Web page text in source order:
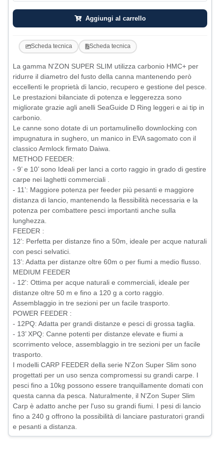
Aggiungi al carrello
Scheda tecnica Scheda tecnica
La gamma N'ZON SUPER SLIM utilizza carbonio HMC+ per
ridurre il diametro del fusto della canna mantenendo però
eccellenti le proprietà di lancio, recupero e gestione del pesce.
Le prestazioni bilanciate di potenza e leggerezza sono
migliorate grazie agli anelli SeaGuide D Ring leggeri e ai tip in
carbonio.
Le canne sono dotate di un portamulinello downlocking con
impugnatura in sughero, un manico in EVA sagomato con il
classico Armlock firmato Daiwa.
METHOD FEEDER:
- 9’ e 10’ sono Ideali per lanci a corto raggio in grado di gestire
carpe nei laghetti commerciali .
- 11’: Maggiore potenza per feeder più pesanti e maggiore
distanza di lancio, mantenendo la flessibilità necessaria e la
potenza per combattere pesci importanti anche sulla
lunghezza.
FEEDER :
12’: Perfetta per distanze fino a 50m, ideale per acque naturali
con pesci selvatici.
13’: Adatta per distanze oltre 60m o per fiumi a medio flusso.
MEDIUM FEEDER
- 12': Ottima per acque naturali e commerciali, ideale per
distanze oltre 50 m e fino a 120 g a corto raggio.
Assemblaggio in tre sezioni per un facile trasporto.
POWER FEEDER :
- 12PQ: Adatta per grandi distanze e pesci di grossa taglia.
- 13’ XPQ: Canne potenti per distanze elevate e fiumi a
scorrimento veloce, assemblaggio in tre sezioni per un facile
trasporto.
I modelli CARP FEEDER della serie N'Zon Super Slim sono
progettati per un uso senza compromessi su grandi carpe. I
pesci fino a 10kg possono essere tranquillamente domati con
questa canna da pesca. Naturalmente, il N'Zon Super Slim
Carp è adatto anche per l'uso su grandi fiumi. I pesi di lancio
fino a 240 g offrono la possibilità di lanciare pasturatori grandi
e pesanti a distanza.